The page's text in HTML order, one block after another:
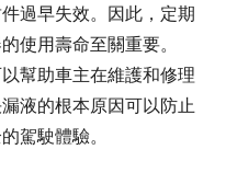
過早失效。因此，定期
使用壽命至關重要。
幫助車主在維護和修理
液的根本原因可以防止
駕駛體驗。